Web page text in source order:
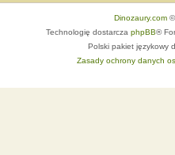
Dinozaury.com©
Technologię dostarcza phpBB®
Polski pakiet językowy
Zasady ochrony danych